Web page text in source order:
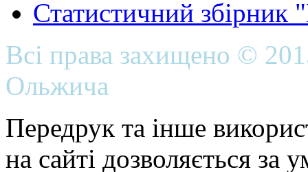
Статистичний
Всі права захищено ©
Ольжича
Передрук та інше
на сайті дозволяється